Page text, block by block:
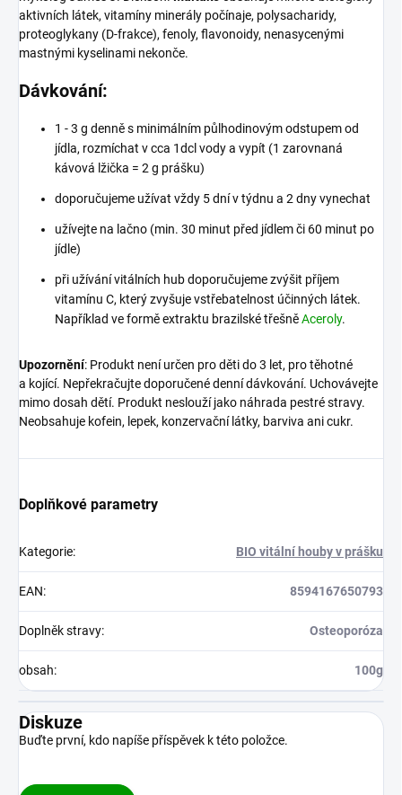
aktivních látek, vitamíny minerály počínaje, polysacharidy,
proteoglykany (D-frakce), fenoly, flavonoidy, nenasycenými
mastnými kyselinami nekonče.
Dávkování:
1 - 3 g denně s minimálním půlhodinovým odstupem od
jídla, rozmíchat v cca 1dcl vody a vypít (1 zarovnaná
kávová lžička = 2 g prášku)
doporučujeme užívat vždy 5 dní v týdnu a 2 dny vynechat
užívejte na lačno (min. 30 minut před jídlem či 60 minut po
jídle)
při užívání vitálních hub doporučujeme zvýšit příjem
vitamínu C, který zvyšuje vstřebatelnost účinných látek.
Například ve formě extraktu brazilské třešněAceroly.
Upozornění: Produkt není určen pro děti do 3 let, pro těhotné
a kojící. Nepřekračujte doporučené denní dávkování. Uchovávejte
mimo dosah dětí. Produkt neslouží jako náhrada pestré stravy.
Neobsahuje kofein, lepek, konzervační látky, barviva ani cukr.
Doplňkové parametry
Kategorie: BIO vitální houby v prášku
EAN: 8594167650793
Doplněk stravy: Osteoporóza
obsah: 100g
Diskuze
Buďte první, kdo napíše příspěvek k této položce.